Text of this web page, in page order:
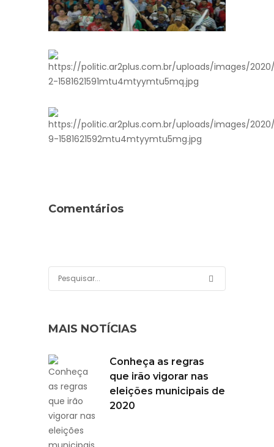
Comentários
MAIS NOTÍCIAS
Conheça as regras
que irão vigorar nas
eleições municipais de
2020